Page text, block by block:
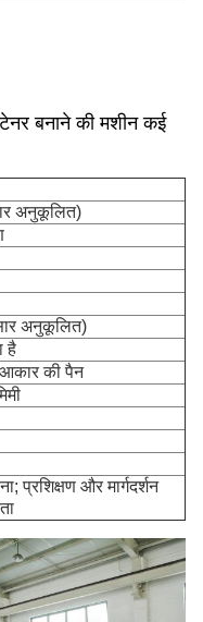
बनाने की मशीन कई
अनुकूलित)
अनुकूलित)
है
आकार की पैन
प्रशिक्षण और मार्गदर्शन